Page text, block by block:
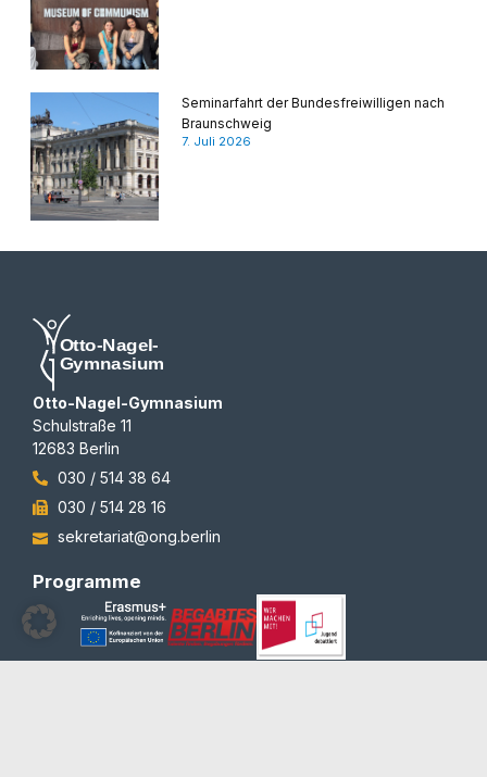
Seminarfahrt der Bundesfreiwilligen nach
Braunschweig
7. Juli 2026
Otto-Nagel-Gymnasium
Schulstraße 11
12683 Berlin
030 / 514 38 64
030 / 514 28 16
sekretariat@ong.berlin
Programme